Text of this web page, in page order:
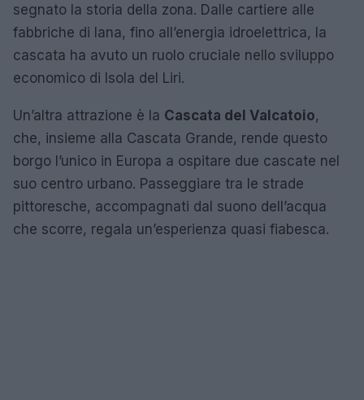
segnato la storia della zona. Dalle cartiere alle
fabbriche di lana, fino all’energia idroelettrica, la
cascata ha avuto un ruolo cruciale nello sviluppo
economico di Isola del Liri.
Un’altra attrazione è la Cascata del Valcatoio,
che, insieme alla Cascata Grande, rende questo
borgo l’unico in Europa a ospitare due cascate nel
suo centro urbano. Passeggiare tra le strade
pittoresche, accompagnati dal suono dell’acqua
che scorre, regala un’esperienza quasi fiabesca.